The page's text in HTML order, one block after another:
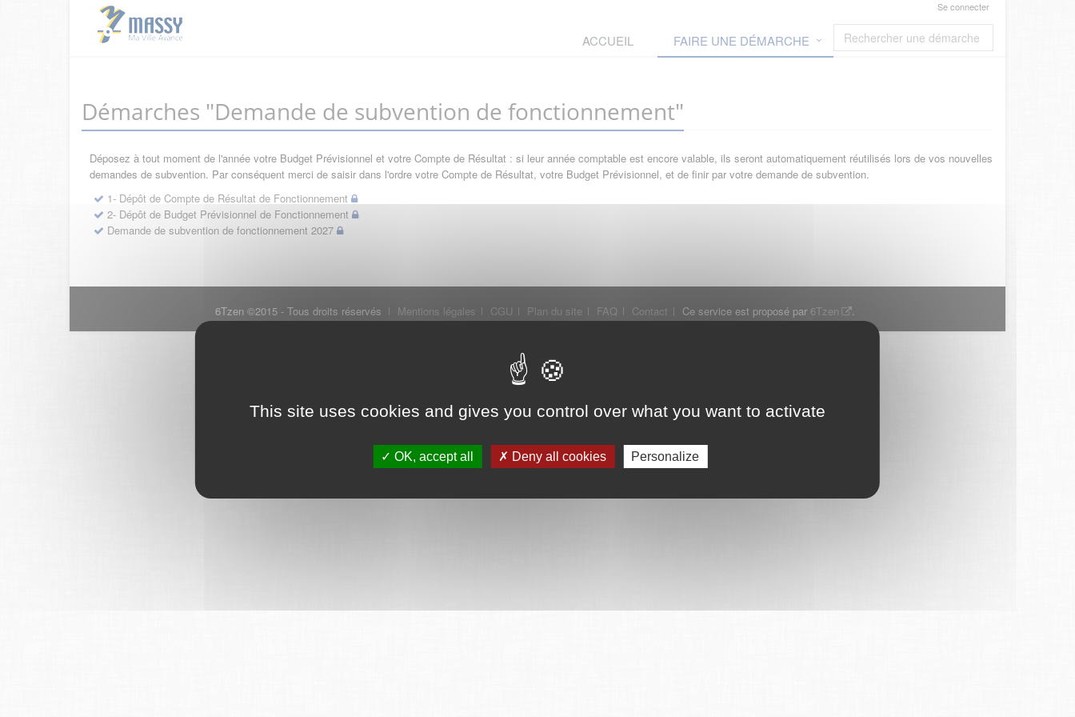
Se connecter
ACCUEIL FAIRE UNE DÉMARCHE
Démarches "Demande de subvention de fonctionnement"
Déposez à tout moment de l'année votre Budget Prévisionnel et votre Compte de Résultat : si leur année comptable est encore valable, ils seront automatiquement réutilisés lors de vos nouvelles
demandes de subvention. Par conséquent merci de saisir dans l'ordre votre Compte de Résultat, votre Budget Prévisionnel, et de finir par votre demande de subvention.
1- Dépôt de Compte de Résultat de Fonctionnement
2- Dépôt de Budget Prévisionnel de Fonctionnement
Demande de subvention de fonctionnement 2027
6Tzen ©2015 - Tous droits réservés Mentions légales CGU Plan du site FAQ Contact Ce service est proposé par 6Tzen .
This site uses cookies and gives you control over what you want to activate
OK, accept all Deny all cookies Personalize